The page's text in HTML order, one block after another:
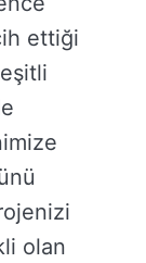
ettiği
olan